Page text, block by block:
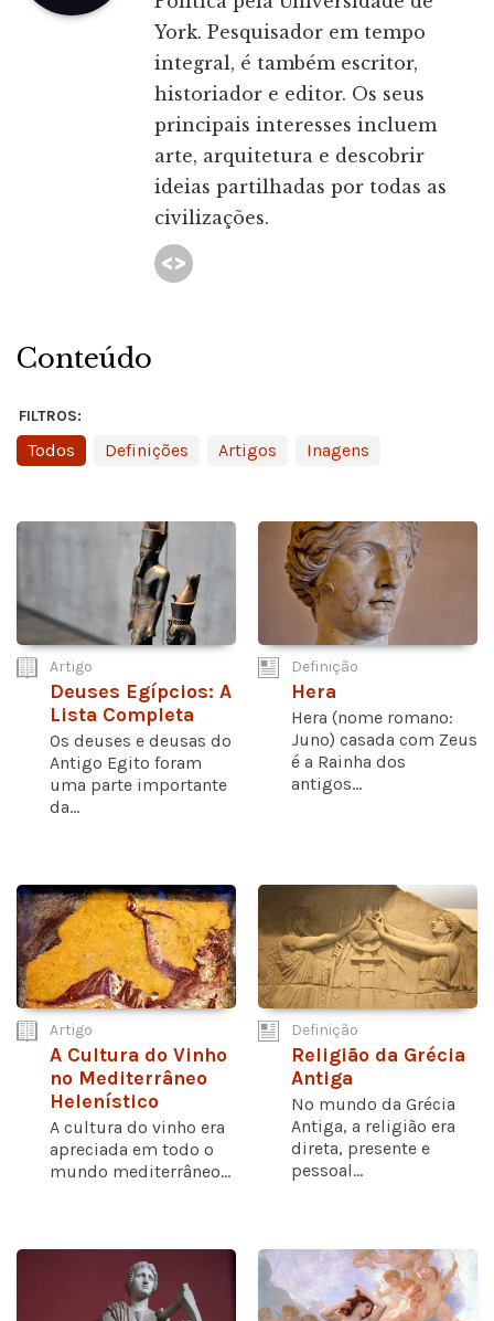
York. Pesquisador em tempo
integral, é também escritor,
historiador e editor. Os seus
principais interesses incluem
arte, arquitetura e descobrir
ideias partilhadas por todas as
civilizações.
Conteúdo
FILTROS:
Todos Definições Artigos Inagens
Artigo
Deuses Egípcios: A
Lista Completa
Os deuses e deusas do
Antigo Egito foram
uma parte importante
da...
Definição
Hera
Hera (nome romano:
Juno) casada com Zeus
é a Rainha dos
antigos...
Artigo
A Cultura do Vinho
no Mediterrâneo
Helenístico
A cultura do vinho era
apreciada em todo o
mundo mediterrâneo...
Definição
Religião da Grécia
Antiga
No mundo da Grécia
Antiga, a religião era
direta, presente e
pessoal...